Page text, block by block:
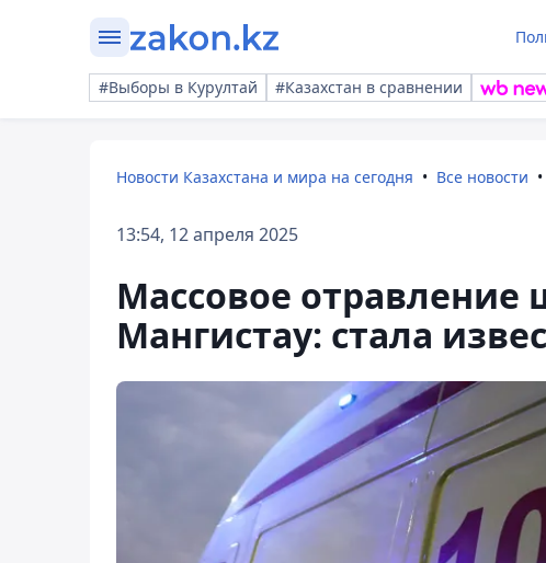
#Выборы в Курултай #Казахстан в сравнении
Новости Казахстана и мира на сегодня Все новости
13:54, 12 апреля 2025
Массовое отравление
Мангистау: стала